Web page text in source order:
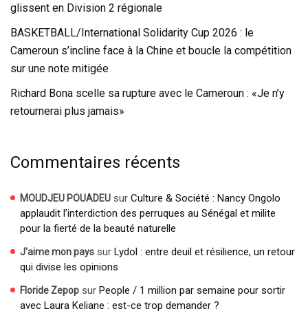
glissent en Division 2 régionale
BASKETBALL/International Solidarity Cup 2026 : le
Cameroun s’incline face à la Chine et boucle la compétition
sur une note mitigée
Richard Bona scelle sa rupture avec le Cameroun : «Je n’y
retournerai plus jamais»
Commentaires récents
MOUDJEU POUADEU sur Culture & Société : Nancy Ongolo
applaudit l’interdiction des perruques au Sénégal et milite
pour la fierté de la beauté naturelle
J'aime mon pays sur Lydol : entre deuil et résilience, un retour
qui divise les opinions
Floride Zepop sur People / 1 million par semaine pour sortir
avec Laura Keliane : est-ce trop demander ?